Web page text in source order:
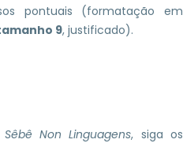
pontuais (formatação em
9, justificado).
Sêbê Non Linguagens, siga os